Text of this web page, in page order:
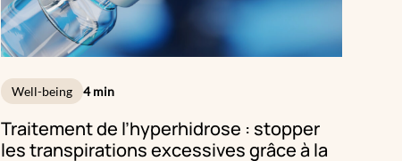
Well-being 4 min
Traitement de l’hyperhidrose : stopper
les transpirations excessives grâce à la